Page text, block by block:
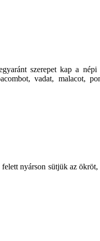
szerepet kap a
vadat, malacot,
nyárson sütjük az